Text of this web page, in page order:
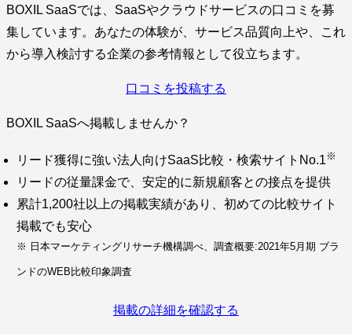
BOXIL SaaSでは、SaaSやクラウドサービスの口コミを募
集しています。あなたの体験が、サービス品質向上や、これ
から導入検討する企業の参考情報として役立ちます。
口コミを投稿する
BOXIL SaaSへ掲載しませんか？
リード獲得に強い法人向けSaaS比較・検索サイトNo.1※
リードの従量課金で、安定的に新規顧客との接点を提供
累計1,200社以上の掲載実績があり、初めての比較サイト
掲載でも安心
※ 日本マーケティングリサーチ機構調べ、調査概要:2021年5月期 ブラ
ンドのWEB比較印象調査
掲載の詳細を確認する